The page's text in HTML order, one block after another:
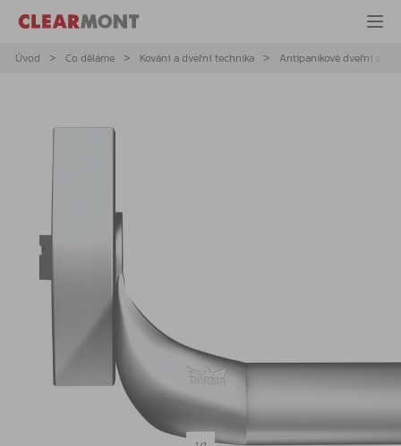
Úvod Co děláme Kování a dveřní technika Antipanikové dveřní